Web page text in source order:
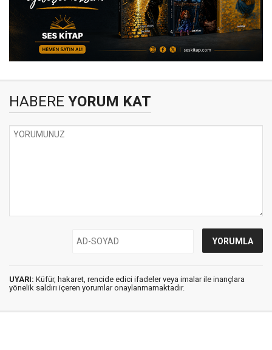
HABERE YORUM KAT
UYARI: Küfür, hakaret, rencide edici ifadeler veya imalar ile inançlara
yönelik saldırı içeren yorumlar onaylanmamaktadır.